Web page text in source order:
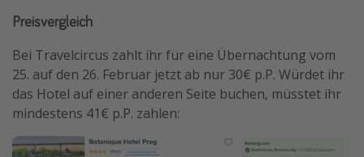
Preisvergleich
Bei Travelcircus zahlt ihr für eine Übernachtung vom
25. auf den 26. Februar jetzt ab nur 30€ p.P. Würdet ihr
das Hotel auf einer anderen Seite buchen, müsstet ihr
mindestens 41€ p.P. zahlen: